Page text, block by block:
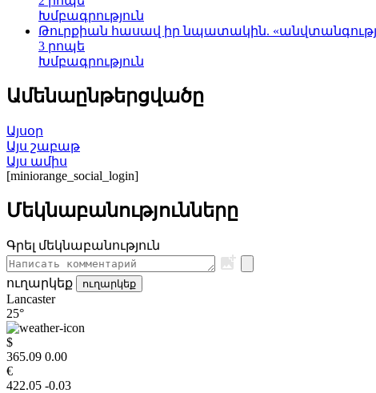
Խմբագրություն
Թուրքիան հասավ իր նպատակին.
3 րոպե
Խմբագրություն
Ամենաընթերցվածը
Այսօր
Այս շաբաթ
Այս ամիս
[miniorange_social_login]
Մեկնաբանությունները
Գրել մեկնաբանություն
ուղարկեք ուղարկեք
Lancaster
25°
$
365.09 0.00
€
422.05 -0.03